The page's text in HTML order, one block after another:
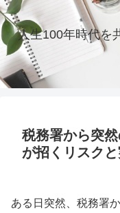
人生100年時代を
税務署から突然
が招くリスク
ある日突然、税務署